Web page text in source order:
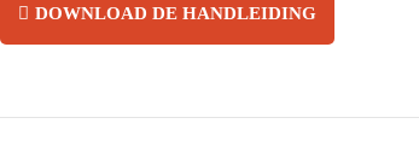
DOWNLOAD DE HANDLEIDING